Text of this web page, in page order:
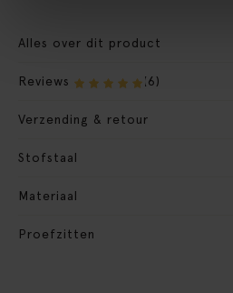
Alles over dit product
Reviews (6)
Verzending & retour
Stofstaal
Materiaal
Proefzitten